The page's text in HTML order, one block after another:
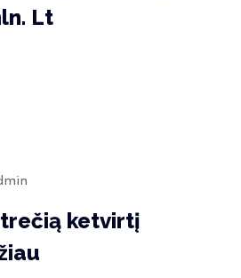
Lt
trečią ketvirtį